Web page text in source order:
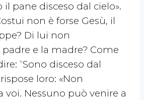
il pane disceso dal cielo».
non è forse Gesù, il
Di lui non
e la madre? Come
“Sono disceso dal
loro: «Non
voi. Nessuno può venire a